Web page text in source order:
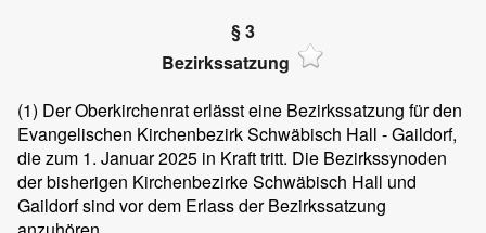
§ 3
Bezirkssatzung
(1) Der Oberkirchenrat erlässt eine Bezirkssatzung für den
Evangelischen Kirchenbezirk Schwäbisch Hall - Gaildorf,
die zum 1. Januar 2025 in Kraft tritt. Die Bezirkssynoden
der bisherigen Kirchenbezirke Schwäbisch Hall und
Gaildorf sind vor dem Erlass der Bezirkssatzung